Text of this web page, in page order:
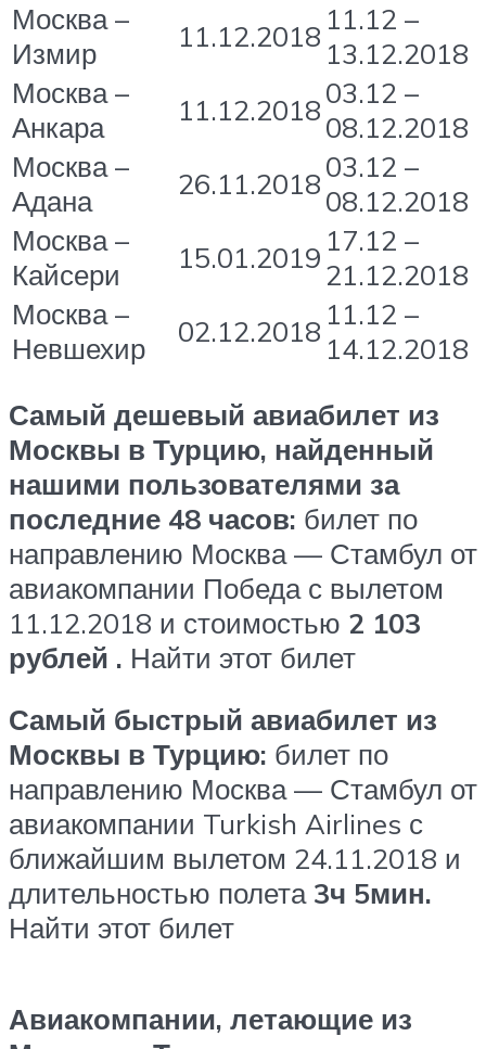
Москва –
Измир
11.12.2018 11.12 –
13.12.2018
Москва –
Анкара
11.12.201803.12 –
08.12.2018
Москва –
Адана
26.11.201803.12 –
08.12.2018
Москва –
Кайсери
15.01.2019 17.12 –
21.12.2018
Москва –
Невшехир
02.12.2018 11.12 –
14.12.2018
Самый дешевый авиабилет из
Москвы в Турцию, найденный
нашими пользователями за
последние 48 часов: билет по
направлению Москва — Стамбул от
авиакомпании Победа с вылетом
11.12.2018 и стоимостью 2 103
рублей . Найти этот билет
Самый быстрый авиабилет из
Москвы в Турцию: билет по
направлению Москва — Стамбул от
авиакомпании Turkish Airlines с
ближайшим вылетом 24.11.2018 и
длительностью полета 3ч 5мин.
Найти этот билет
Авиакомпании, летающие из